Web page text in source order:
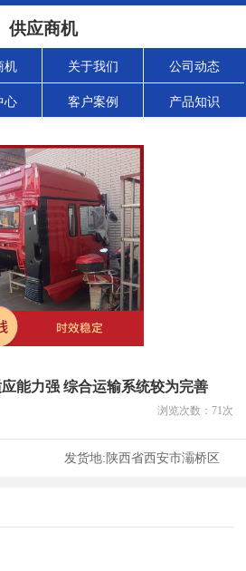
供应商机
机 关于我们 公司动态
心 客户案例 产品知识
能力强 综合运输系统较为完善
浏览次数： 71次
发货地:陕西省西安市灞桥区